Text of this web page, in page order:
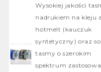
Wysokiej jakości
nadrukiem na kleju
hotmelt (kauczuk
syntetyczny) oraz
tasmy o szerokim
spektrum